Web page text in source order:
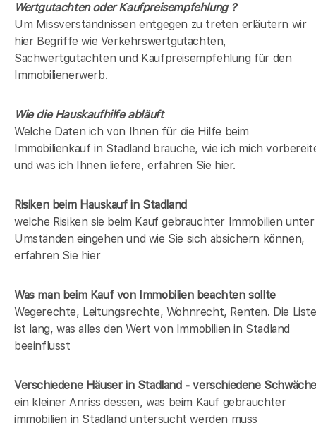
Wertgutachten oder Kaufpreisempfehlung ?
Um Missverständnissen entgegen zu treten erläutern wir
hier Begriffe wie Verkehrswertgutachten,
Sachwertgutachten und Kaufpreisempfehlung für den
Immobilienerwerb.
Wie die Hauskaufhilfe abläuft
Welche Daten ich von Ihnen für die Hilfe beim
Immobilienkauf in Stadland brauche, wie ich mich
und was ich Ihnen liefere, erfahren Sie hier.
Risiken beim Hauskaufin Stadland
welche Risiken sie beim Kauf gebrauchter Immobilien unter
Umständen eingehen und wie Sie sich absichern können,
erfahren Sie hier
Was man beim Kauf von Immobilien beachten sollte
Wegerechte, Leitungsrechte, Wohnrecht, Renten. Die Liste
ist lang, was alles den Wert von Immobilien in Stadland
beeinflusst
Verschiedene Häuser in Stadland - verschiedene
ein kleiner Anriss dessen, was beim Kauf gebrauchter
immobilien in Stadland untersucht werden muss